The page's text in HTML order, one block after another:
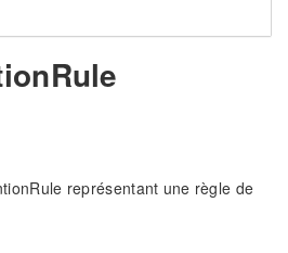
représentant une règle de